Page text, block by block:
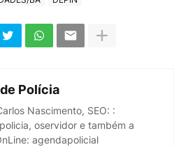
Polícia
Nascimento, SEO: :
oservidor e também a
agendapolicial